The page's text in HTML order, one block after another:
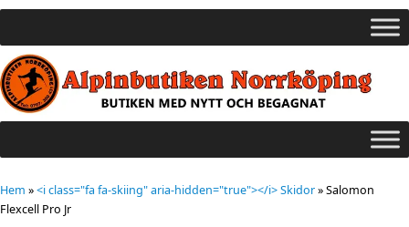
Hem »<i class="fa fa-skiing" aria-hidden="true"></i> Skidor»Salomon
Flexcell Pro Jr